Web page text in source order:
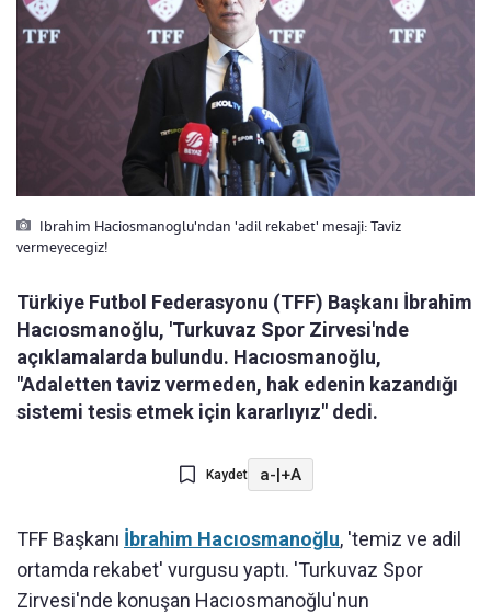
Ibrahim Haciosmanoglu'ndan 'adil rekabet' mesaji: Taviz
vermeyecegiz!
Türkiye Futbol Federasyonu (TFF) Başkanı İbrahim
Hacıosmanoğlu, 'Turkuvaz Spor Zirvesi'nde
açıklamalarda bulundu. Hacıosmanoğlu,
"Adaletten taviz vermeden, hak edenin kazandığı
sistemi tesis etmek için kararlıyız" dedi.
Kaydet a-|+A
TFF Başkanı İbrahim Hacıosmanoğlu, 'temiz ve adil
ortamda rekabet' vurgusu yaptı. 'Turkuvaz Spor
Zirvesi'nde konuşan Hacıosmanoğlu'nun